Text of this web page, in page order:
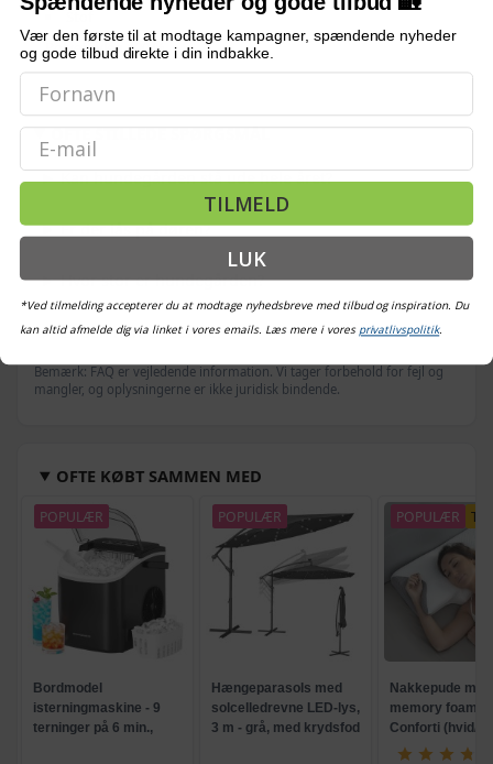
Stof
Polyethylen 100 %
OFTE STILLEDE SPØRGSMÅL
Kan hundegården stå ude hele året?
Er der lås på døren?
Hvor stor er hundegården?
Er den nem at samle?
Bemærk: FAQ er vejledende information. Vi tager forbehold for fejl og
mangler, og oplysningerne er ikke juridisk bindende.
OFTE KØBT SAMMEN MED
POPULÆR
Bordmodel
isterningmaskine - 9
terninger på 6 min.,
POPULÆR
Hængeparasols med
solcelledrevne LED-lys,
3 m - grå, med krydsfod
POPULÆR
Nakkepude med
memory foam -
Conforti (hvid/
Vær den første til at modtage kampagner, spændende nyheder
og gode tilbud direkte i din indbakke.
Email
TILMELD
LUK
*Ved tilmelding accepterer du at modtage nyhedsbreve med tilbud og inspiration. Du
kan altid afmelde dig via linket i vores emails. Læs mere i vores privatlivspolitik.